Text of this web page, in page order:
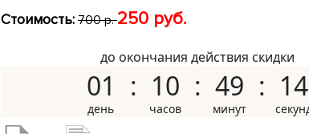
Стоимость: 700 р.250 руб.
до окончания действия скидки
01 10 49 13